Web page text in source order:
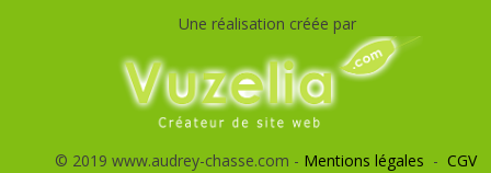
Une réalisation créée par
© 2019 www.audrey-chasse.com - Mentions légales - CGV